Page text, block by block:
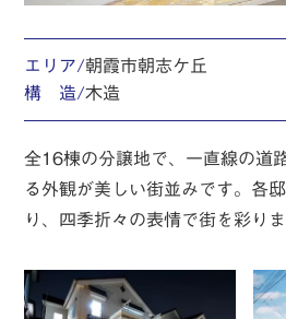
エリア/朝霞市朝志ケ丘
構 造/木造
全16棟の分譲地で、一直線の道
る外観が美しい街並みです。各
り、四季折々の表情で街を彩りま